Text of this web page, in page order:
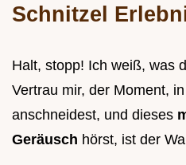
Schnitzel
Halt, stopp! Ich weiß, was
Vertrau mir, der Moment,
anschneidest, und dieses
Geräusch hörst, ist der